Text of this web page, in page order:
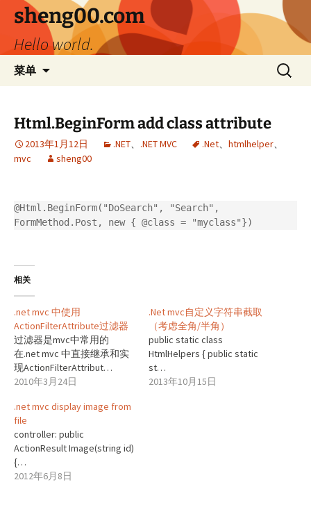
文
sheng00.com
Hello world.
菜单
搜
索：
Html.BeginForm add class attribute
2013年1月12日 .NET、 .NET MVC .Net、 htmlhelper、
mvc
sheng00
@Html.BeginForm("DoSearch", "Search",
FormMethod.Post, new { @class = "myclass"})
相关
.net mvc 中使用
ActionFilterAttribute过滤器
过滤器是mvc中常用的
在.net mvc 中直接继承和实
现ActionFilterAttribut…
2010年3月24日
.Net mvc自定义字符串截取
（考虑全角/半角）
public static class
HtmlHelpers { public static
st…
2013年10月15日
.net mvc display image from
file
controller: public
ActionResult Image(string id)
{…
2012年6月8日